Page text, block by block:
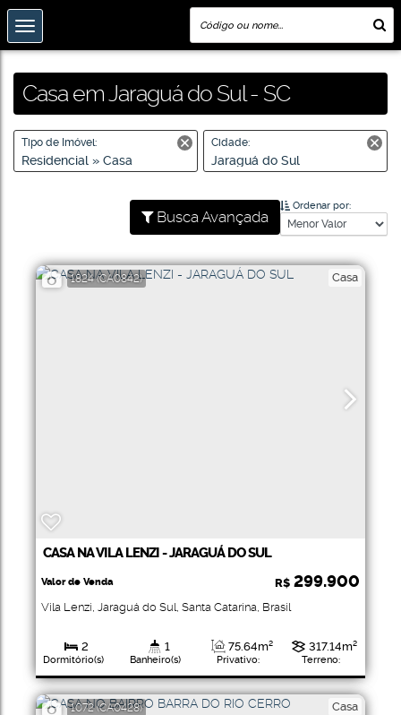
Casa em Jaraguá do Sul - SC
Tipo de Imóvel:
Residencial » Casa
Cidade:
Jaraguá do Sul
Busca Avançada
Ordenar por:
1824 (CA0842) Casa
CASA NA VILA LENZI - JARAGUÁ DO SUL
R$ 299.900
Valor de Venda
Vila Lenzi, Jaraguá do Sul, Santa Catarina, Brasil
2
Dormitório(s)
1
Banheiro(s) Privativo:
75.64m²
Terreno:
317.14m²
23.63m 13.85m 13.85m
1072 (CA0428) Casa